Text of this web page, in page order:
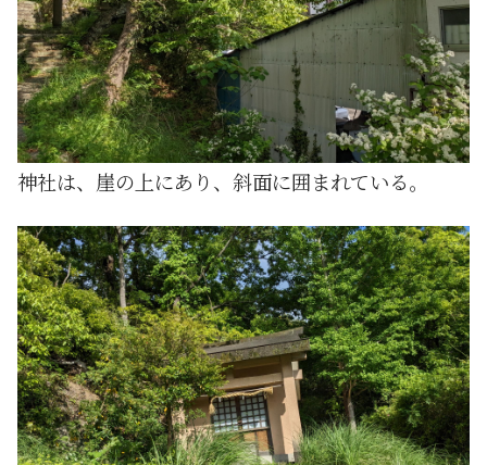
神社は、崖の上にあり、斜面に囲まれている。